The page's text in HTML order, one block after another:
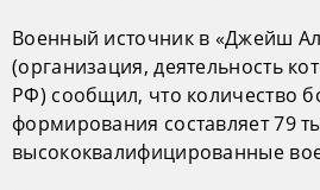
Военный источник в «Джейш
(организация, деятельность
РФ) сообщил, что количество
формирования составляет 79
высококвалифицированные